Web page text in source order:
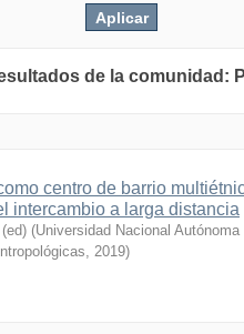
de la comunidad:
centro de barrio
intercambio a larga distancia
(Universidad Nacional
, 2019)